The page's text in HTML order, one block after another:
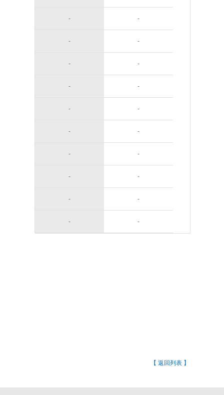
- -
- -
- -
- -
- -
- -
- -
- -
- -
- -
【 返回列表 】